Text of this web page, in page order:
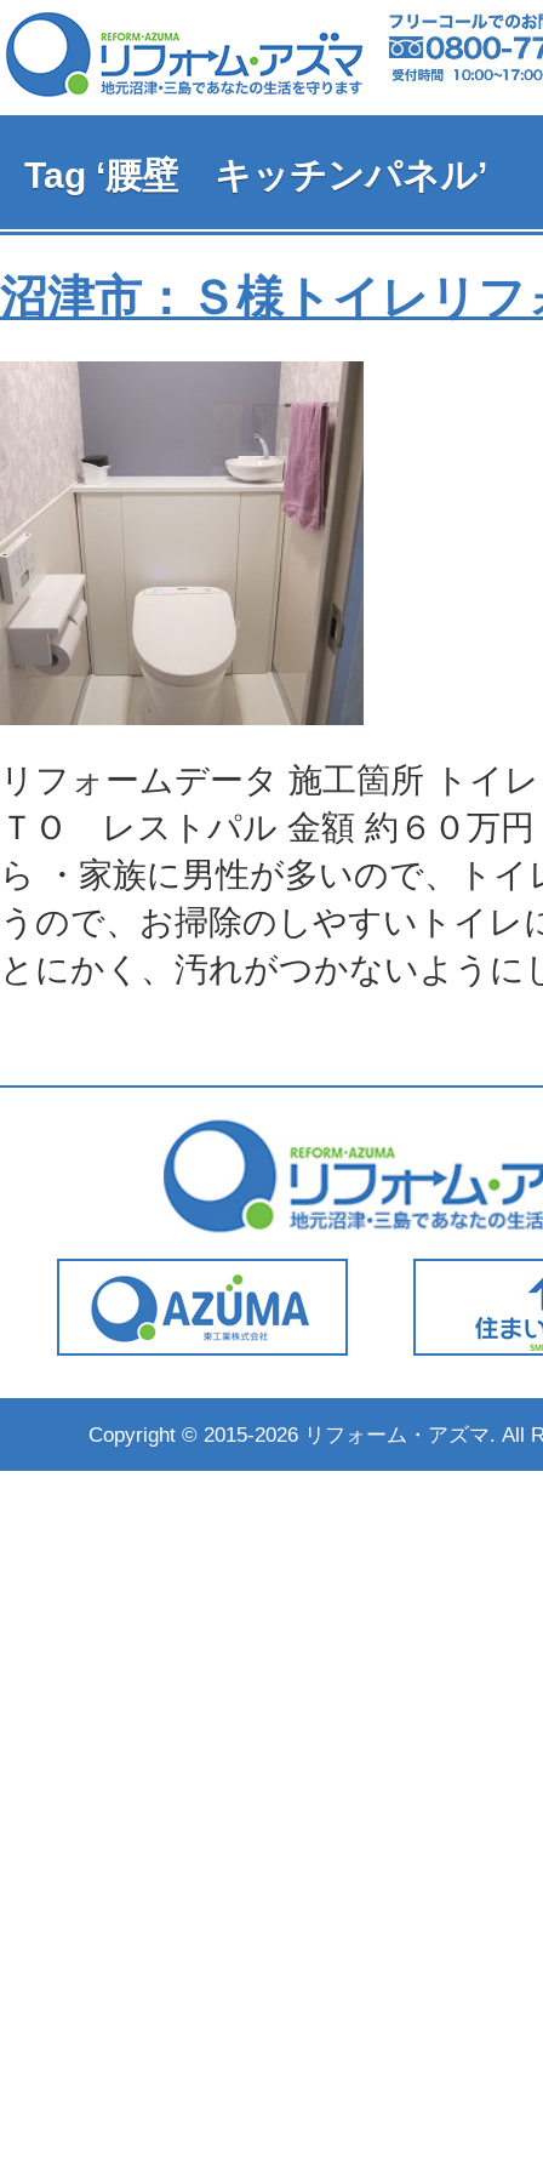
Tag ‘腰壁 キッチンパネル’
沼津市：Ｓ様トイレリフ
リフォームデータ 施工箇所 トイ
ＴＯ レストパル 金額 約６０万円
ら ・家族に男性が多いので、ト
うので、お掃除のしやすいトイレ
とにかく、汚れがつかないよう
Copyright © 2015-2026 リフォーム・アズマ. All